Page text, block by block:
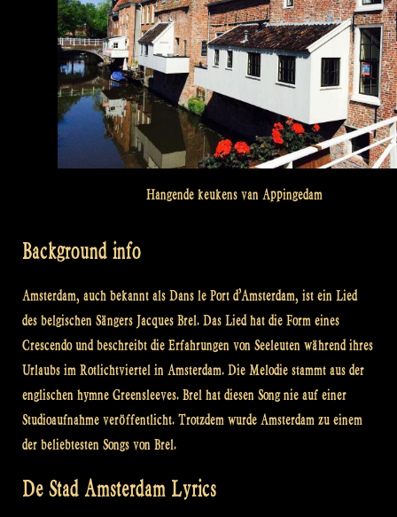
Hangende keukens van Appingedam
Background info
Amsterdam, auch bekannt als Dans le Port d’Amsterdam, ist ein Lied
des belgischen Sängers Jacques Brel. Das Lied hat die Form eines
Crescendo und beschreibt die Erfahrungen von Seeleuten während ihres
Urlaubs im Rotlichtviertel in Amsterdam. Die Melodie stammt aus der
englischen hymne Greensleeves. Brel hat diesen Song nie auf einer
Studioaufnahme veröffentlicht. Trotzdem wurde Amsterdam zu einem
der beliebtesten Songs von Brel.
De Stad Amsterdam Lyrics